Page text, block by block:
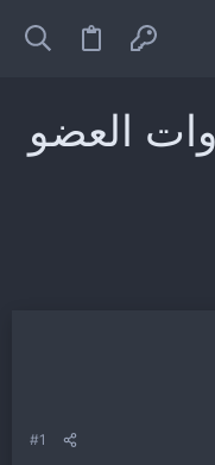
العضو
#1